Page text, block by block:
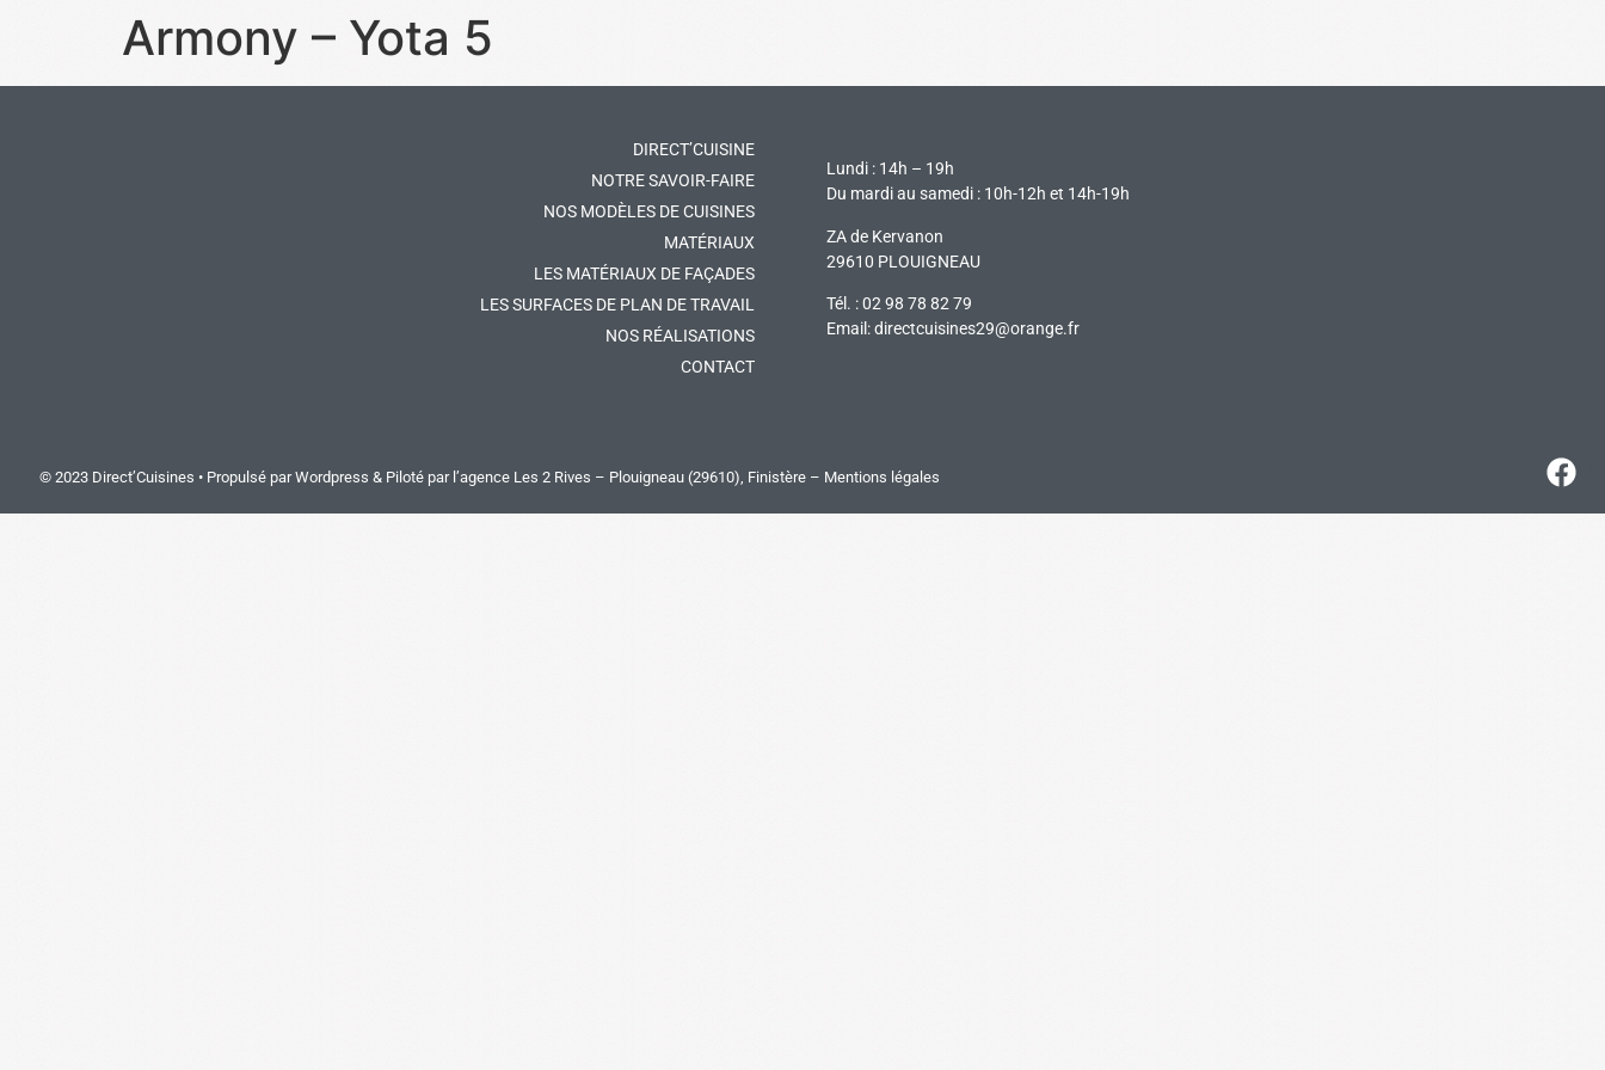
Armony – Yota 5
DIRECT’CUISINE
NOTRE SAVOIR-FAIRE
NOS MODÈLES DE CUISINES
MATÉRIAUX
LES MATÉRIAUX DE FAÇADES
LES SURFACES DE PLAN DE TRAVAIL
NOS RÉALISATIONS
CONTACT
Lundi : 14h – 19h
Du mardi au samedi : 10h-12h et 14h-19h
ZA de Kervanon
29610 PLOUIGNEAU
Tél. : 02 98 78 82 79
Email:directcuisines29@orange.fr
© 2023 Direct’Cuisines • Propulsé par Wordpress & Piloté par l’agence Les 2 Rives – Plouigneau (29610), Finistère – Mentions légales